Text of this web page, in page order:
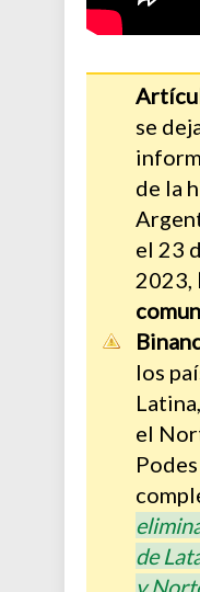
se
de la
el 23
2023,
los
el
de
y